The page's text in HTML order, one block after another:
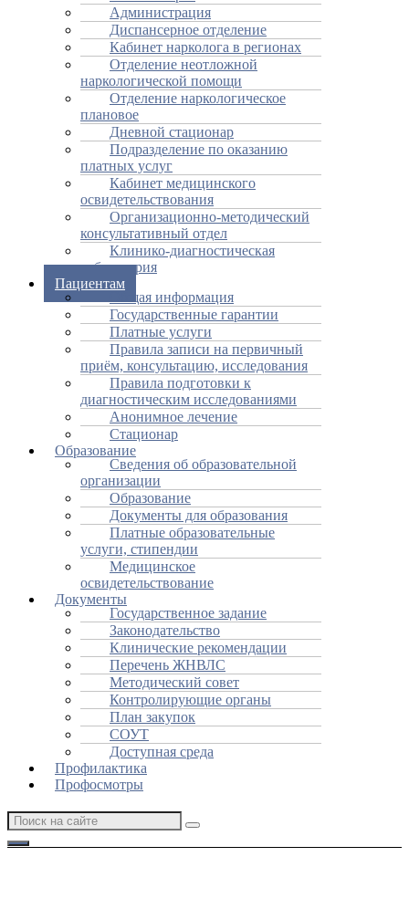
Администрация
Диспансерное отделение
Кабинет нарколога в регионах
Отделение неотложной
наркологической помощи
Отделение наркологическое
плановое
Дневной стационар
Подразделение по оказанию
платных услуг
Кабинет медицинского
освидетельствования
Организационно-методический
консультативный отдел
Клинико-диагностическая
лабаратория
Пациентам
Общая информация
Государственные гарантии
Платные услуги
Правила записи на первичный
приём, консультацию, исследования
Правила подготовки к
диагностическим исследованиями
Анонимное лечение
Стационар
Образование
Сведения об образовательной
организации
Образование
Документы для образования
Платные образовательные
услуги, стипендии
Медицинское
освидетельствование
Документы
Государственное задание
Законодательство
Клинические рекомендации
Перечень ЖНВЛС
Методический совет
Контролирующие органы
План закупок
СОУТ
Доступная среда
Профилактика
Профосмотры